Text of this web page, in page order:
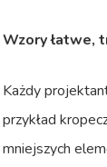
Wzory łatwe,
Każdy
przykład
mniejszych